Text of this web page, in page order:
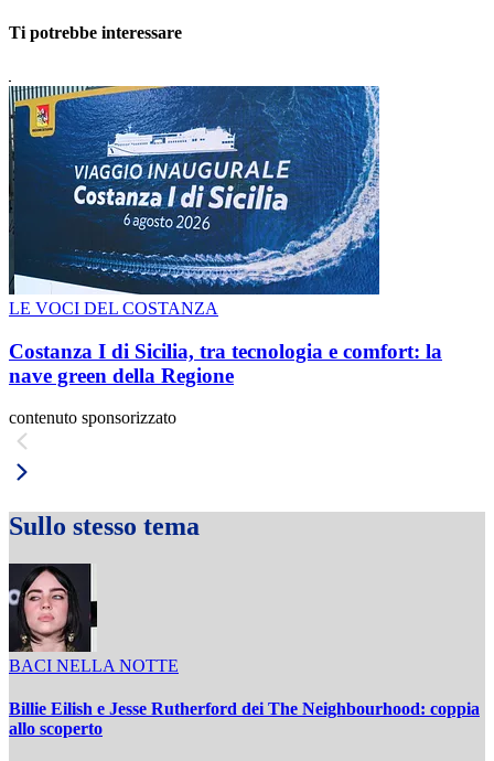
Ti potrebbe interessare
LE VOCI DEL COSTANZA
Costanza I di Sicilia, tra tecnologia e comfort: la
nave green della Regione
contenuto sponsorizzato
Sullo stesso tema
BACI NELLA NOTTE
Billie Eilish e Jesse Rutherford dei The Neighbourhood: coppia
allo scoperto